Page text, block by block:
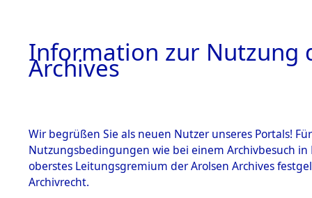
Information zur Nutzung
Archives
Wir begrüßen Sie als neuen Nutzer unseres Portals!
Nutzungsbedingungen wie bei einem Archivbesuch
oberstes Leitungsgremium der Arolsen Archives
Archivrecht.